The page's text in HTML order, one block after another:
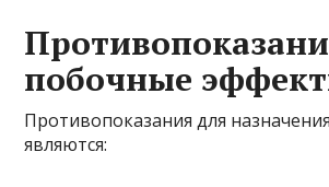
побочные
Противопоказания для
являются: